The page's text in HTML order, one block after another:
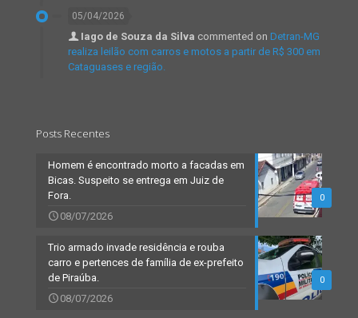
05/04/2026
Iago de Souza da Silva commented on Detran-MG
realiza leilão com carros e motos a partir de R$ 300 em
Cataguases e região.
Posts Recentes
0
Homem é encontrado morto a facadas em
Bicas. Suspeito se entrega em Juiz de
Fora.
08/07/2026
0
Trio armado invade residência e rouba
carro e pertences de família de ex-prefeito
de Piraúba.
08/07/2026